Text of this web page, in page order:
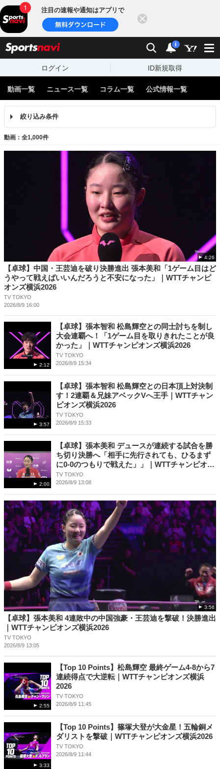
注目の速報や通知はアプリで
検索 通知
i
ログイン ID新規取得
動画一覧 ニュース一覧 コラム一覧 公式情報一覧
絞り込み条件
動画：全1,000件
4:26
【卓球】中国・王芸迪を破り決勝進出 張本美和「1ゲーム目はど
うやって戦えばいいんだろうと不安になった」｜WTTチャンピ
オンズ横浜2026
TV TOKYO
2026/8/9 16:00
2:12
【卓球】張本智和 松島輝空との同士討ちを制し
大会連覇へ！「1ゲーム目を取りきれたことが良
かった」｜WTTチャンピオンズ横浜2026
TV TOKYO
2026/8/9 15:34
3:57
【卓球】張本智和 松島輝空との日本頂上対決制
す！2連覇＆兄妹アベックVへ王手｜WTTチャン
ピオンズ横浜2026
TV TOKYO
2026/8/9 15:33
2:00
【卓球】張本美和 デュースが連続する試合を勝
ち切り決勝へ「相手に先行されても、ひるまず
に0-0のつもりで戦えた」」｜WTTチャンピオン
ズ横浜2026
TV TOKYO
2026/8/9 13:08
3:56
【卓球】張本美和 4連敗中の中国強豪・王芸迪を撃破！決勝進出
｜WTTチャンピオンズ横浜2026
TV TOKYO
2026/8/9 13:05
2:55
【Top 10 Points】松島輝空 最終ゲーム4-8から7
連続得点で大逆転｜WTTチャンピオンズ横浜
2026
TV TOKYO
2026/8/9 11:45
3:33
【Top 10 Points】篠塚大登が大金星！五輪銅メ
ダリストを撃破｜WTTチャンピオンズ横浜2026
TV TOKYO
2026/8/9 11:44